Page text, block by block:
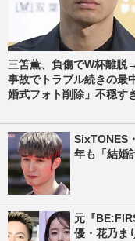
三笘薫、負傷でW杯離脱
事故でトラブル続きの最
婚式フォト削除」不穏す
SixTONES
年も「結婚
元『
優・花乃ま